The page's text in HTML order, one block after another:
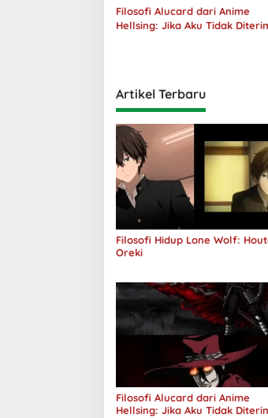
Filosofi Alucard dari Anime
Hellsing: Jika Aku Tidak
Artikel Terbaru
Filosofi Hidup Lone Wolf:
Oreki
Filosofi Alucard dari Anime
Hellsing: Jika Aku Tidak